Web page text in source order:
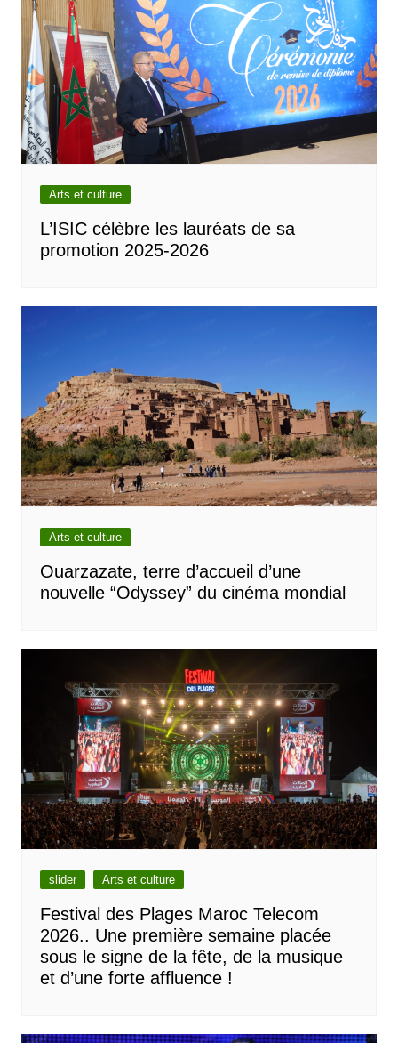
Arts et culture
L’ISIC célèbre les lauréats de sa
promotion 2025-2026
Arts et culture
Ouarzazate, terre d’accueil d’une
nouvelle “Odyssey” du cinéma mondial
slider Arts et culture
Festival des Plages Maroc Telecom
2026.. Une première semaine placée
sous le signe de la fête, de la musique
et d’une forte affluence !